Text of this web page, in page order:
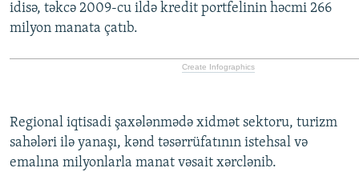
idisə, təkcə 2009-cu ildə kredit portfelinin həcmi 266
milyon manata çatıb.
Create Infographics
Regional iqtisadi şaxələnmədə xidmət sektoru, turizm
sahələri ilə yanaşı, kənd təsərrüfatının istehsal və
emalına milyonlarla manat vəsait xərclənib.